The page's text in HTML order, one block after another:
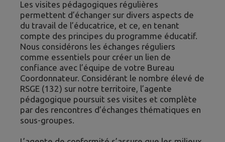
Les visites pédagogiques régulières
permettent d’échanger sur divers aspects de
du travail de l’éducatrice, et ce, en tenant
compte des principes du programme éducatif.
Nous considérons les échanges réguliers
comme essentiels pour créer un lien de
confiance avec l’équipe de votre Bureau
Coordonnateur. Considérant le nombre élevé de
RSGE (132) sur notre territoire, l’agente
pédagogique poursuit ses visites et complète
par des rencontres d’échanges thématiques en
sous-groupes.